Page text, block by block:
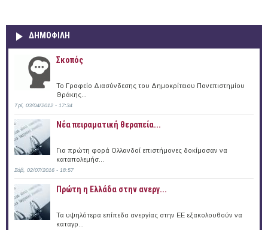
ΔΗΜΟΦΙΛΗ
Σκοπός
Το Γραφείο Διασύνδεσης του Δημοκρίτειου Πανεπιστημίου
Θράκης...
Τρί, 03/04/2012 - 17:34
Νέα πειραματική θεραπεία...
Για πρώτη φορά Ολλανδοί επιστήμονες δοκίμασαν να
καταπολεμήσ...
Σάβ, 02/07/2016 - 18:57
Πρώτη η Ελλάδα στην ανεργ...
Τα υψηλότερα επίπεδα ανεργίας στην ΕΕ εξακολουθούν να
καταγρ...